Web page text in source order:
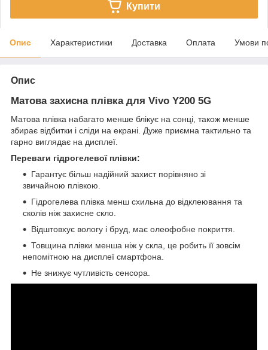
Купити
Опис Характеристики Доставка Оплата Умови
Опис
Матова захисна плівка для Vivo Y200 5G
Матова плівка набагато менше блікує на сонці, також менше
збирає відбитки і сліди на екрані. Дуже приємна тактильно та
гарно виглядає на дисплеї.
Переваги гідрогелевої плівки:
Гарантує більш надійний захист порівняно зі
звичайною плівкою.
Гідрогелева плівка менш схильна до відклеювання та
сколів ніж захисне скло.
Відштовхує вологу і бруд, має олеофобне покриття.
Товщина плівки менша ніж у скла, це робить її зовсім
непомітною на дисплеї смартфона.
Не знижує чутливість сенсора.